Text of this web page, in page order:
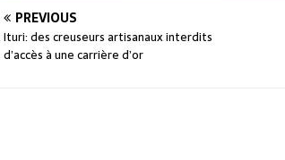
PREVIOUS
Ituri: des creuseurs artisanaux interdits
d’accès à une carrière d’or